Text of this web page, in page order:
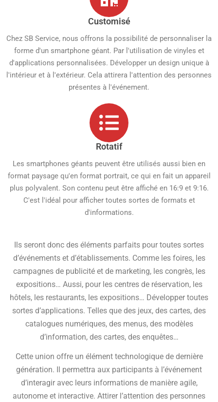
Customisé
Chez SB Service, nous offrons la possibilité de personnaliser la
forme d'un smartphone géant. Par l'utilisation de vinyles et
d'applications personnalisées. Développer un design unique à
l'intérieur et à l'extérieur. Cela attirera l'attention des personnes
présentes à l'événement.
Rotatif
Les smartphones géants peuvent être utilisés aussi bien en
format paysage qu'en format portrait, ce qui en fait un appareil
plus polyvalent. Son contenu peut être affiché en 16:9 et 9:16.
C'est l'idéal pour afficher toutes sortes de formats et
d'informations.
Ils seront donc des éléments parfaits pour toutes sortes
d’événements et d’établissements. Comme les foires, les
campagnes de publicité et de marketing, les congrès, les
expositions… Aussi, pour les centres de réservation, les
hôtels, les restaurants, les expositions… Développer toutes
sortes d’applications. Telles que des jeux, des cartes, des
catalogues numériques, des menus, des modèles
d’information, des cartes, des enquêtes…
Cette union offre un élément technologique de dernière
génération. Il permettra aux participants à l’événement
d’interagir avec leurs informations de manière agile,
autonome et interactive. Attirer l’attention des personnes